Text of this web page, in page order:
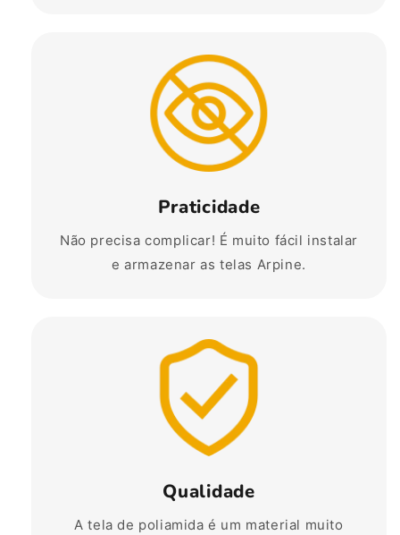
Praticidade
Não precisa complicar! É muito fácil instalar
e armazenar as telas Arpine.
Qualidade
A tela de poliamida é um material muito